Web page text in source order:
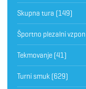
Skupna tura (149)
Športno plezalni vzpon
Tekmovanje (41)
Turni smuk (629)